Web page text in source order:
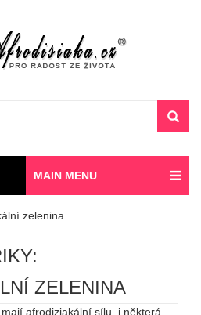
MAIN MENU
zelenina
ZELENINA
afrodiziakální sílu, i některá